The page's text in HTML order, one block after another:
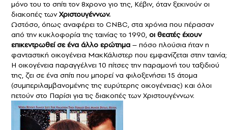
μόνο του το σπίτι τον 8χρονο γιο της, Κέβιν, όταν ξεκινούν οι
διακοπές τωνΧριστουγέννων.
Ωστόσο, όπως αναφέρει το CNBC, στα χρόνια που πέρασαν
από την κυκλοφορία της ταινίας το 1990, οι θεατές έχουν
επικεντρωθεί σε ένα άλλο ερώτημα – πόσο πλούσια ήταν η
φανταστική οικογένεια ΜακΚάλιστερ που εμφανίζεται στην ταινία;
Η οικογένεια παραγγέλνει 10 πίτσες την παραμονή του ταξιδιού
της, ζει σε ένα σπίτι που μπορεί να φιλοξενήσει 15 άτομα
(συμπεριλαμβανομένης της ευρύτερης οικογένειας) και όλοι
πετούν στο Παρίσι για τις διακοπές των Χριστουγέννων.